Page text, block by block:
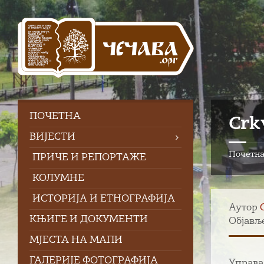
Skip
content
Skip
left
sidebar
Skip
footer
Почетна
Аутор
ПOЧЕТНА
ВИЈЕСТИ
ПРИЧЕ И РЕПОРТАЖЕ
КОЛУМНЕ
ИСТОРИЈА И ЕТНОГРАФИЈА
КЊИГЕ И ДОКУМЕНТИ
МЈЕСТА НА МАПИ
ГАЛЕРИЈЕ ФОТОГРАФИЈА